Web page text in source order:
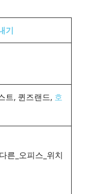
기
트, 퀸즈랜드, 호
른_오피스_위치